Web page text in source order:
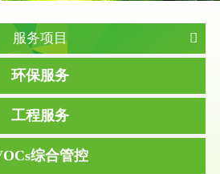
服务项目
环保服务
工程服务
综合管控